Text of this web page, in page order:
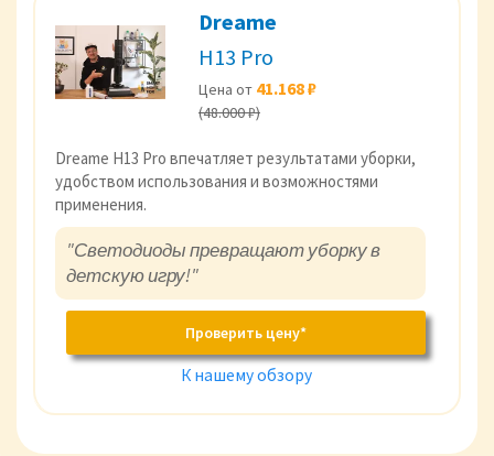
Dreame
H13 Pro
Цена от 41.168 ₽
(48.000 ₽)
Dreame H13 Pro впечатляет результатами уборки,
удобством использования и возможностями
применения.
"Светодиоды превращают уборку в
детскую игру!"
Проверить цену*
К нашему обзору